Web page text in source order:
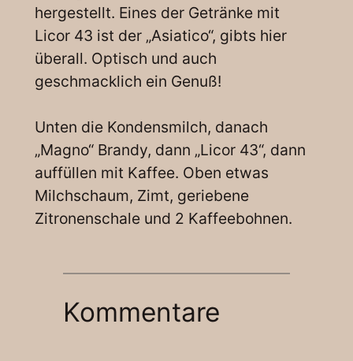
hergestellt. Eines der Getränke mit
Licor 43 ist der „Asiatico“, gibts hier
überall. Optisch und auch
geschmacklich ein Genuß!
Unten die Kondensmilch, danach
„Magno“ Brandy, dann „Licor 43“, dann
auffüllen mit Kaffee. Oben etwas
Milchschaum, Zimt, geriebene
Zitronenschale und 2 Kaffeebohnen.
Kommentare